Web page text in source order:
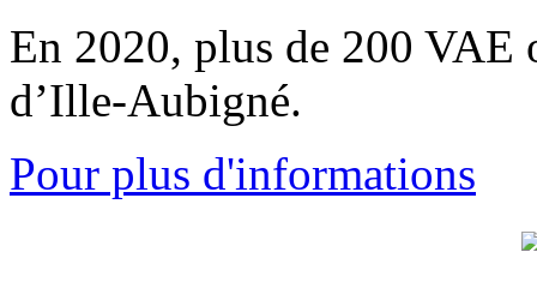
En 2020, plus de 200 VAE
d’Ille-Aubigné.
Pour plus d'informations